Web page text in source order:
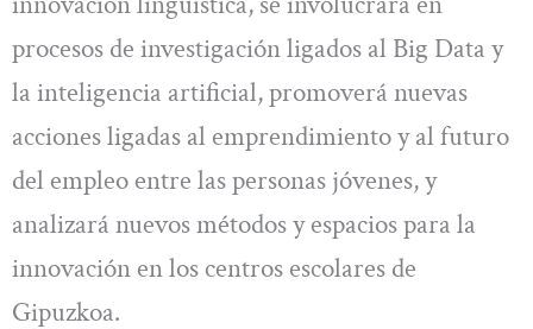
procesos de investigación ligados al Big Data y
la inteligencia artificial, promoverá nuevas
acciones ligadas al emprendimiento y al futuro
del empleo entre las personas jóvenes, y
analizará nuevos métodos y espacios para la
innovación en los centros escolares de
Gipuzkoa.